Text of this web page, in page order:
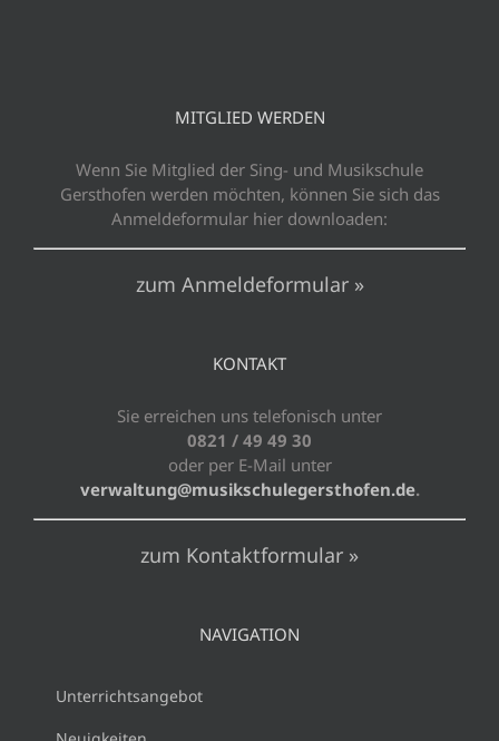
MITGLIED WERDEN
Wenn Sie Mitglied der Sing- und Musikschule
Gersthofen werden möchten, können Sie sich das
Anmeldeformular hier downloaden:
zum Anmeldeformular »
KONTAKT
Sie erreichen uns telefonisch unter
0821 / 49 49 30
oder per E-Mail unter
verwaltung@musikschulegersthofen.de.
zum Kontaktformular »
NAVIGATION
Unterrichtsangebot